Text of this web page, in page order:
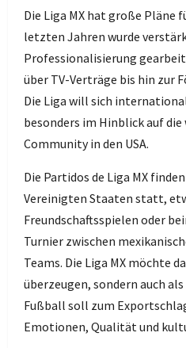
Die Liga MX hat große Pläne
letzten Jahren wurde
Professionalisierung
über TV-Verträge bis hin zur
Die Liga will sich
besonders im Hinblick auf die
Community in den USA.
Die Partidos de Liga MX
Vereinigten Staaten statt,
Freundschaftsspielen oder
Turnier zwischen
Teams. Die Liga MX möchte
überzeugen, sondern auch
Fußball soll zum
Emotionen, Qualität und